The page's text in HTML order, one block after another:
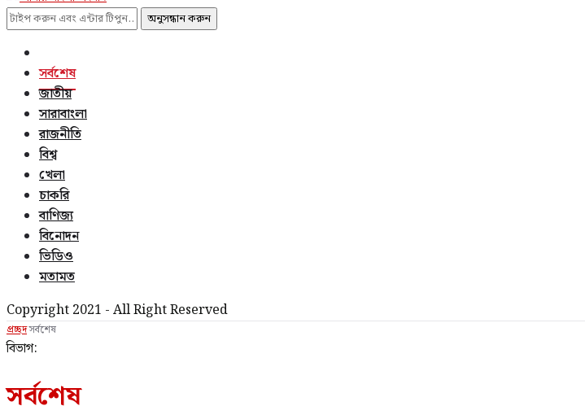
অনুসন্ধান করুন
সর্বশেষ
জাতীয়
সারাবাংলা
রাজনীতি
বিশ্ব
খেলা
চাকরি
বাণিজ্য
বিনোদন
ভিডিও
মতামত
Copyright 2021 - All Right Reserved
প্রচ্ছদসর্বশেষ
বিভাগ:
সর্বশেষ